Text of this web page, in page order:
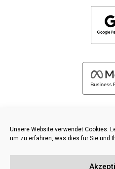
Unsere Website verwendet Cookies.
um zu erfahren, was dies für Sie und
2026 FRESH PIES LTD -